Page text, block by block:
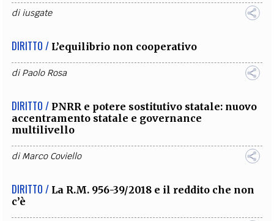
di iusgate
DIRITTO / L’equilibrio non cooperativo
diPaolo Rosa
DIRITTO / PNRR e potere sostitutivo statale: nuovo
accentramento statale e governance
multilivello
diMarco Coviello
DIRITTO / La R.M. 956-39/2018 e il reddito che non
c’è